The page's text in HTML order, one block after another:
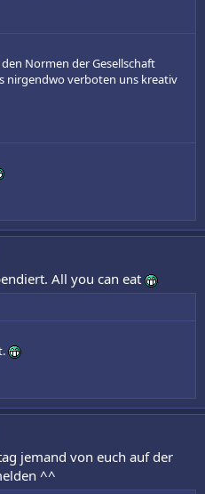
Normen der Gesellschaft
nirgendwo verboten uns kreativ
All you can eat
jemand von euch auf der
^^